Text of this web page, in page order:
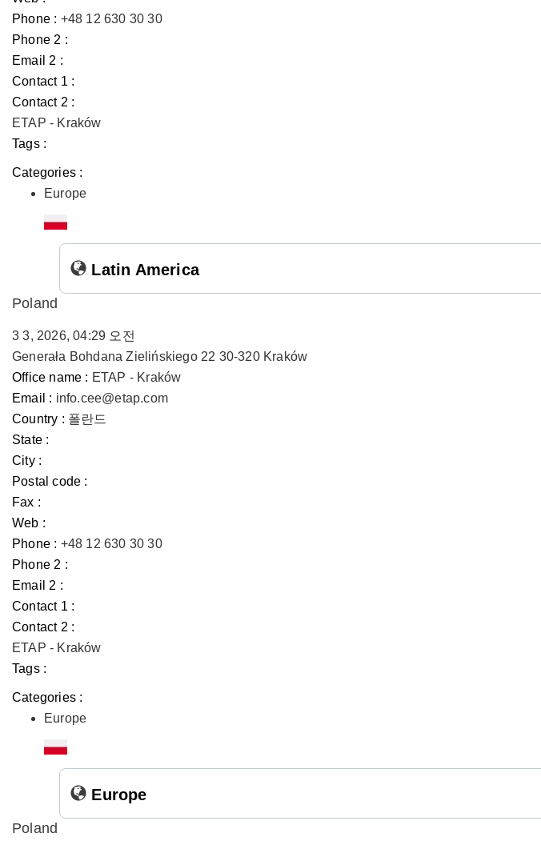
Phone : +48 12 630 30 30
Phone 2 :
Email 2 :
Contact 1 :
Contact 2 :
ETAP - Kraków
Tags :
Categories :
Europe
Latin America
Poland
3 3, 2026, 04:29 오전
Generała Bohdana Zielińskiego 22 30-320 Kraków
Office name : ETAP - Kraków
Email : info.cee@etap.com
Country : 폴란드
State :
City :
Postal code :
Fax :
Web :
Phone : +48 12 630 30 30
Phone 2 :
Email 2 :
Contact 1 :
Contact 2 :
ETAP - Kraków
Tags :
Categories :
Europe
Europe
Poland